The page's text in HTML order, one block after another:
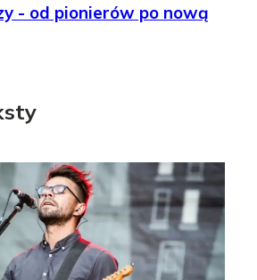
- od pionierów po nową